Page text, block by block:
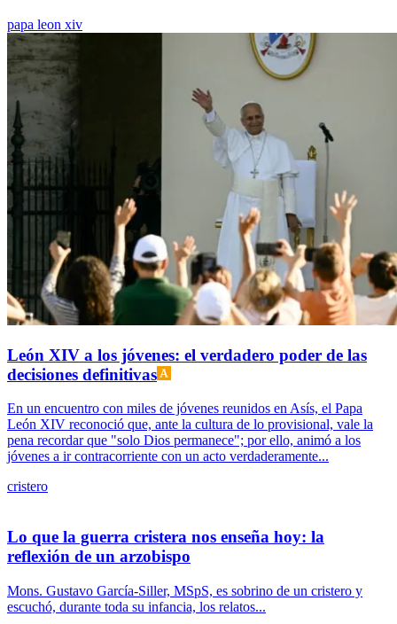
papa leon xiv
León XIV a los jóvenes: el verdadero poder de las
decisiones definitivas
En un encuentro con miles de jóvenes reunidos en Asís, el Papa
León XIV reconoció que, ante la cultura de lo provisional, vale la
pena recordar que "solo Dios permanece"; por ello, animó a los
jóvenes a ir contracorriente con un acto verdaderamente...
cristero
Lo que la guerra cristera nos enseña hoy: la
reflexión de un arzobispo
Mons. Gustavo García-Siller, MSpS, es sobrino de un cristero y
escuchó, durante toda su infancia, los relatos...